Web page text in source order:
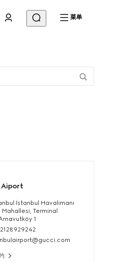
菜单
Aiport
İstanbul Havalimanı
Mahallesi, Terminal
1